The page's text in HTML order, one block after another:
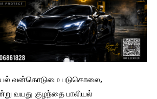
வன்கொடுமை படுகொலை,
வயது குழந்தை பாலியல்